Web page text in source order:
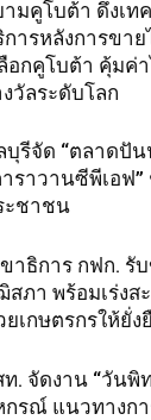
ามคูโบต้า ดึงเท
ารหลังการขาย
ลือกคูโบต้า คุ้มค่
งวัลระดับโลก
บุรีจัด “ตลาดปัน
าราวานซีพีเอฟ
ะชาชน
ขาธิการ กฟก. รั
สภา พร้อมเร่งส
ยเกษตรกรให้ยั่ง
ท. จัดงาน “วันพิ
กรณ์ แนวทางก